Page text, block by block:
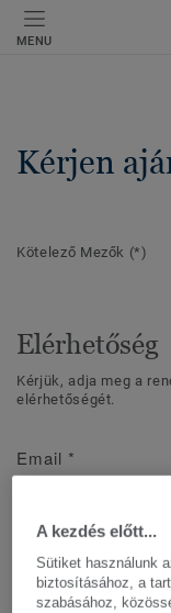
MENU
Kérjen
Kötelező Mezők (*)
Elérhetőség
Kérjük, adja meg a
elérhetőségét.
Email *
Név*
A kezdés előtt...
Sütiket használunk
biztosításához, a
szabásához,